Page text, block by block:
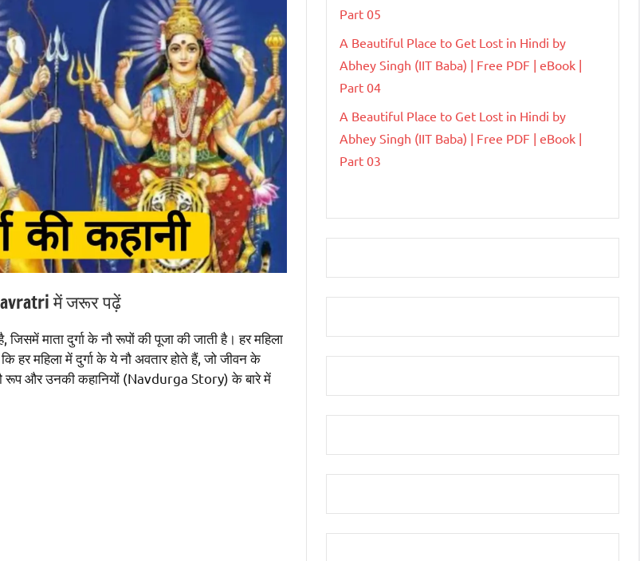
में जरूर पढ़ें
माता दुर्गा के नौ रूपों की पूजा की जाती है। हर महिला
हर महिला में दुर्गा के ये नौ अवतार होते हैं, जो जीवन के
नौ रूप और उनकी कहानियों (Navdurga Story) के बारे में
Part 05
A Beautiful Place to Get Lost in Hindi by
Abhey Singh (IIT Baba) | Free PDF | eBook |
Part 04
A Beautiful Place to Get Lost in Hindi by
Abhey Singh (IIT Baba) | Free PDF | eBook |
Part 03